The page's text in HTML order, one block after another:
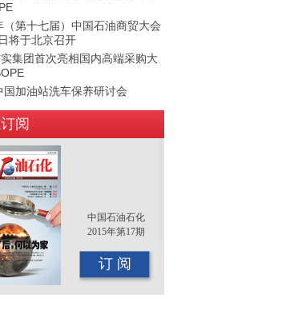
（第十七届）中国石油商贸大会
将于北京召开
集团首次亮相国内高端采购大
国加油站洗车保养研讨会
（第十二届）中国国际油品行业
即将召开
阅
中国石油石化
2015年第17期
订 阅